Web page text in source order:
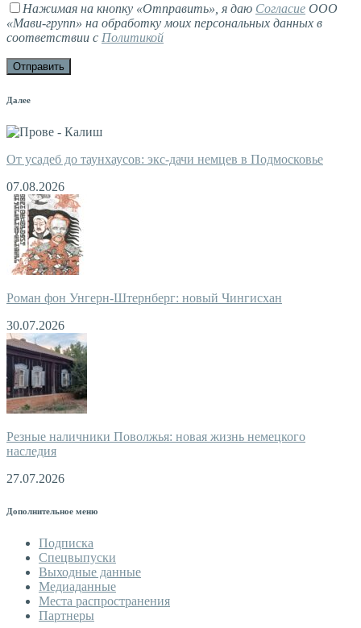
Нажимая на кнопку «Отправить», я даю Согласие ООО
«Мави-групп» на обработку моих персональных данных в
соответствии с Политикой
Далее
От усадеб до таунхаусов: экс-дачи немцев в Подмосковье
07.08.2026
Роман фон Унгерн-Штернберг: новый Чингисхан
30.07.2026
Резные наличники Поволжья: новая жизнь немецкого
наследия
27.07.2026
Дополнительное меню
Подписка
Спецвыпуски
Выходные данные
Медиаданные
Места распространения
Партнеры